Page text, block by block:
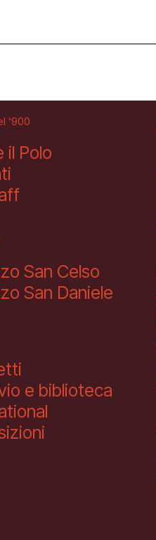
‘900
il Polo
San Celso
San Daniele
e biblioteca